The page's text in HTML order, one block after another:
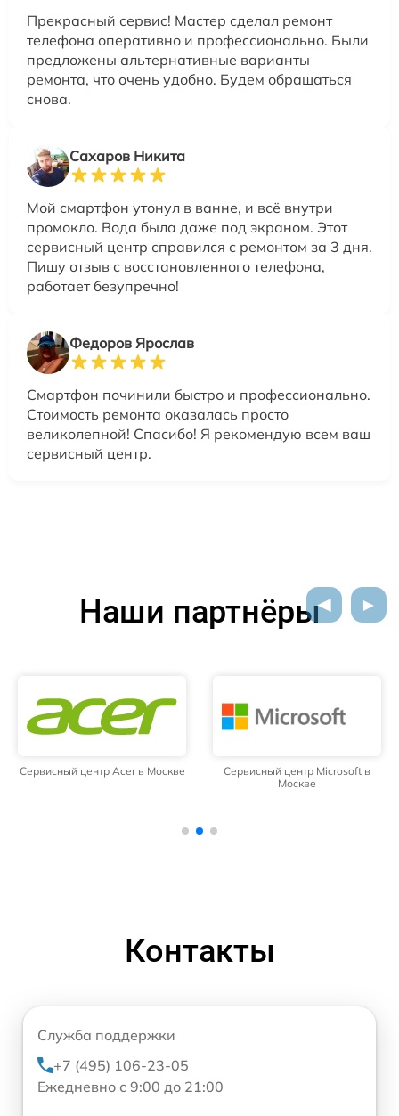
Прекрасный сервис! Мастер сделал ремонт
телефона оперативно и профессионально. Были
предложены альтернативные варианты
ремонта, что очень удобно. Будем обращаться
снова.
Сахаров Никита
Мой смартфон утонул в ванне, и всё внутри
промокло. Вода была даже под экраном. Этот
сервисный центр справился с ремонтом за 3 дня.
Пишу отзыв с восстановленного телефона,
работает безупречно!
Федоров Ярослав
Смартфон починили быстро и профессионально.
Стоимость ремонта оказалась просто
великолепной! Спасибо! Я рекомендую всем ваш
сервисный центр.
Наши партнёры
Сервисный центр Acer в Москве
Сервисный центр Microsoft в
Москве
Контакты
Служба поддержки
+7 (495) 106-23-05
Ежедневно с 9:00 до 21:00